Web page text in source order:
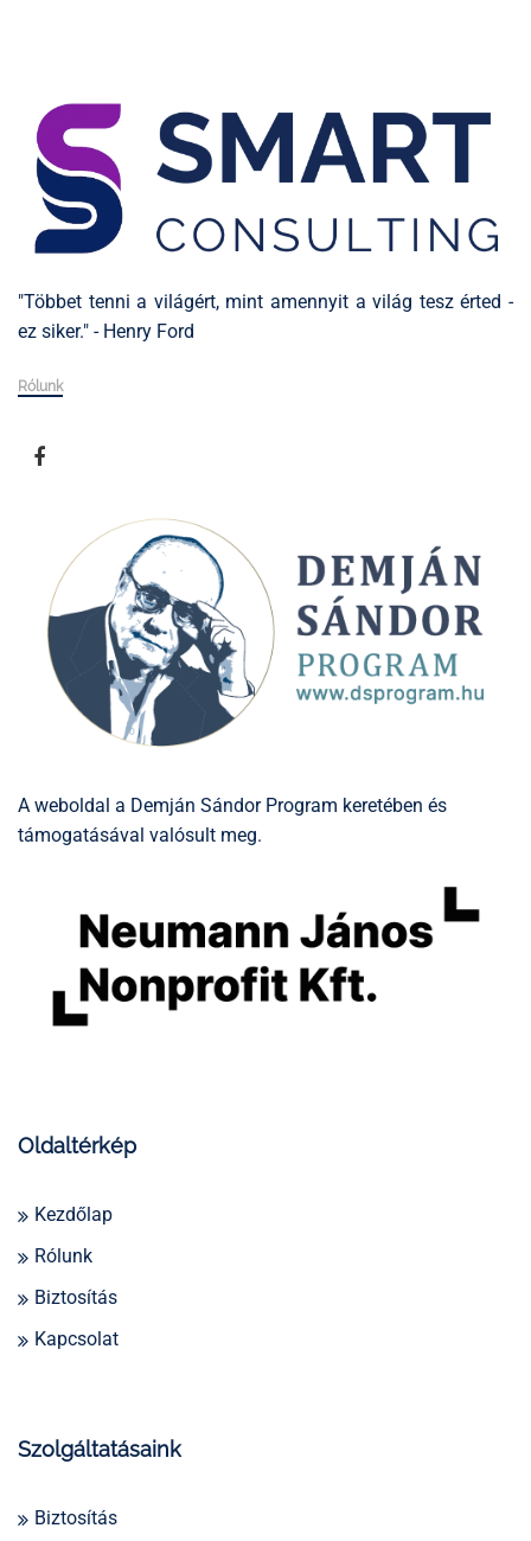
"Többet tenni a világért, mint amennyit a világ tesz érted -
ez siker." - Henry Ford
Rólunk
A weboldal a Demján Sándor Program keretében és
támogatásával valósult meg.
Oldaltérkép
Kezdőlap
Rólunk
Biztosítás
Kapcsolat
Szolgáltatásaink
Biztosítás